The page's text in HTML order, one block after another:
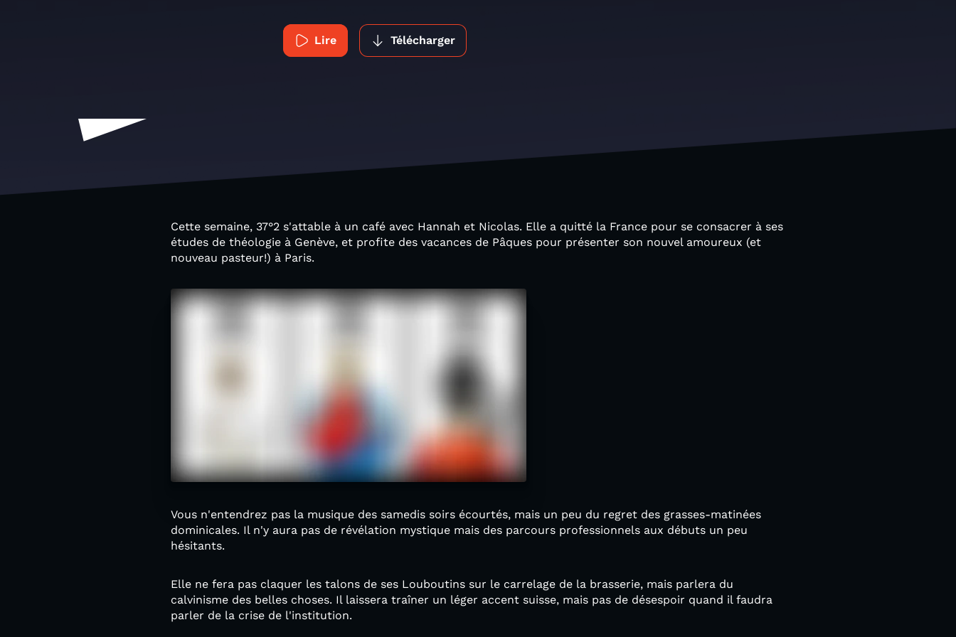
Lire Télécharger
Cette semaine, 37°2 s'attable à un café avec Hannah et Nicolas. Elle a quitté la France pour se consacrer à ses
études de théologie à Genève, et profite des vacances de Pâques pour présenter son nouvel amoureux (et
nouveau pasteur!) à Paris.
Vous n'entendrez pas la musique des samedis soirs écourtés, mais un peu du regret des grasses-matinées
dominicales. Il n'y aura pas de révélation mystique mais des parcours professionnels aux débuts un peu
hésitants.
Elle ne fera pas claquer les talons de ses Louboutins sur le carrelage de la brasserie, mais parlera du
calvinisme des belles choses. Il laissera traîner un léger accent suisse, mais pas de désespoir quand il faudra
parler de la crise de l'institution.